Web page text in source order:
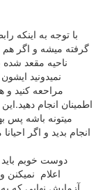
با توجه به اینکه
گرفته میشه و اگر هم
ناحیه مقعد شده
نمیدونید
اطمینان انجام
میتونه باشه پس
انجام بدید و اگر
دوست خوبم باید
اعلام نمیکنن